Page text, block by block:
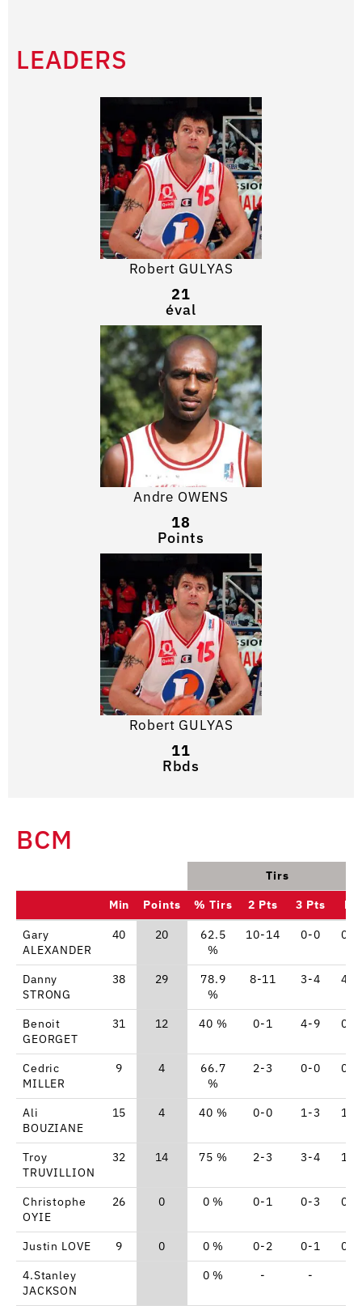
LEADERS
Robert GULYAS
21
éval
Andre OWENS
18
Points
Robert GULYAS
11
Rbds
BCM
Tirs
Min
Points % Tirs 2 Pts 3 Pts LF
Gary
ALEXANDER
40 20
62.5
%
10-14 0-0 0-2
Danny
STRONG
38 29
78.9
%
8-11 3-4 4-4
Benoit
GEORGET
31 12 40 % 0-1 4-9 0-0
Cedric
MILLER
9 4
66.7
%
2-3 0-0 0-0
Ali
BOUZIANE
15 4 40 % 0-0 1-3 1-2
Troy
TRUVILLION
32 14 75 % 2-3 3-4 1-1
Christophe
OYIE
26 0 0 % 0-1 0-3 0-0
Justin LOVE 9 0 0 % 0-2 0-1
0-0
4.Stanley
JACKSON
0 % - -